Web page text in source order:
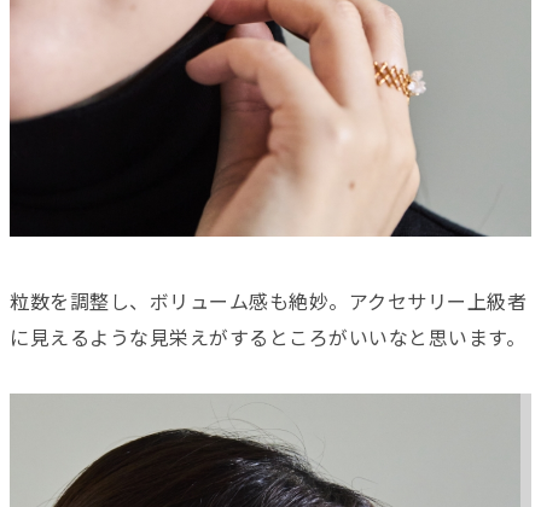
粒数を調整し、ボリューム感も絶妙。アクセサリー上級者
に見えるような見栄えがするところがいいなと思います。